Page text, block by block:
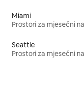
Miami
Prostori za mjesečni
Seattle
Prostori za mjesečni